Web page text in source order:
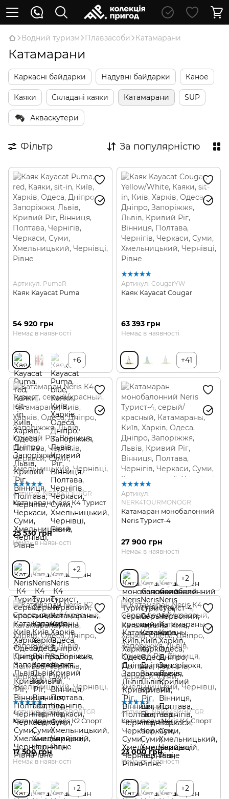
Водний туризм Плавзасоби Катамарани
Катамарани
Каркасні байдарки Надувні байдарки Каное
Каяки Складані каяки Катамарани SUP
Акваскутери
Фільтр За популярністю
Артикул: PumaR
Каяк Kayacat Puma
54 920 грн
Немає в наявності
+6
Артикул: CougarYW
Каяк Kayacat Cougar
63 393 грн
Немає в наявності
+41
Артикул: NERK4TOURGR
Катамаран Neris К4 Турист
25 530 грн
Немає в наявності
+2
Артикул:
NERK4TOURMONOGR
Катамаран монобалонний
Neris Турист-4
27 900 грн
Немає в наявності
+2
Артикул: NERK2SPORTGR
Катамаран Neris К2 Спорт
17 500 грн
Немає в наявності
+2
Артикул: NERK4SPORTGR
Катамаран Neris К4 Спорт
23 000 грн
Немає в наявності
+2